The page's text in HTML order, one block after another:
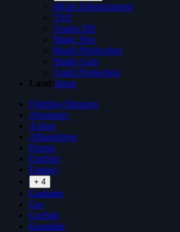
4Kids Entertainment
TAP
Asatsu DK
Magic Bus
Mushi Production
Studio Guts
Asahi Production
Land:Japan
Fighting-Shounen
Abenteuer
Action
Alltagsleben
Drama
EngSub
Fantasy
+ 4
Ganbatte
Ger
GerSub
Komödie